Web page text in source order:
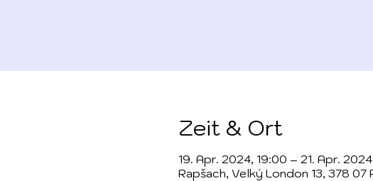
Zeit & Ort
19. Apr. 2024, 19:00 – 21. Apr.
Rapšach, Velký London 13, 378 07